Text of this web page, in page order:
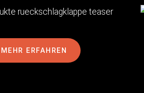
MEHR ERFAHREN